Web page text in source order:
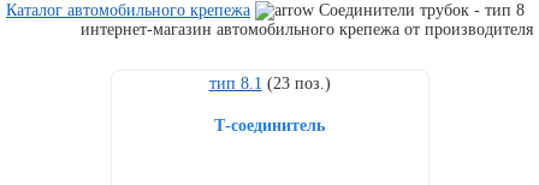
Каталог автомобильного крепежа
Соединители трубок - тип 8
интернет-магазин автомобильного крепежа от производителя
тип 8.1 (23 поз.)
Т-соединитель